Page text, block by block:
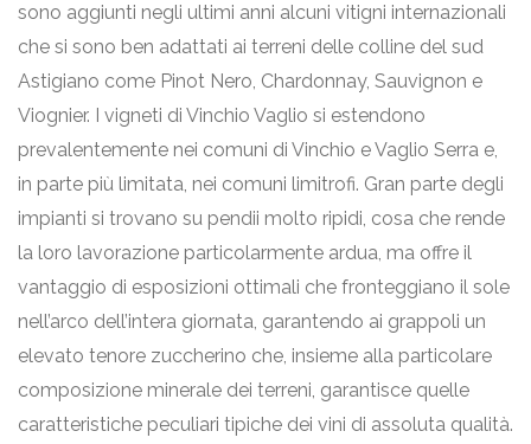
sono aggiunti negli ultimi anni alcuni vitigni internazionali
che si sono ben adattati ai terreni delle colline del sud
Astigiano come Pinot Nero, Chardonnay, Sauvignon e
Viognier. I vigneti di Vinchio Vaglio si estendono
prevalentemente nei comuni di Vinchio e Vaglio Serra e,
in parte più limitata, nei comuni limitrofi. Gran parte degli
impianti si trovano su pendii molto ripidi, cosa che rende
la loro lavorazione particolarmente ardua, ma offre il
vantaggio di esposizioni ottimali che fronteggiano il sole
nell’arco dell’intera giornata, garantendo ai grappoli un
elevato tenore zuccherino che, insieme alla particolare
composizione minerale dei terreni, garantisce quelle
caratteristiche peculiari tipiche dei vini di assoluta qualità.